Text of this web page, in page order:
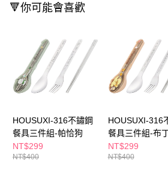
易，需依本服務之必要範圍內提供個人資料，並
https://aftee.tw/terms/#terms3
３．未成年的使用者請事先徵得法定代理人或
「AFTEE先享後付」，若未經同意申辦者引起
任。
４．使用「AFTEE先享後付」時，將依據個別
時審查核予不同之上限額度；若仍有額度不足之
５．嚴禁一人註冊多個帳號或使用他人資訊註
恩沛科技股份有限公司將有權停止該用戶之使用
宅配(本島)
每筆NT$100，滿NT$790(含以上)免運費
🔻你可能會喜歡
HOUSUXI-316不鏽鋼
餐具三件組-帕恰狗
NT$299
NT$400
HOUSUXI-316
餐具三件組-布
NT$299
NT$400